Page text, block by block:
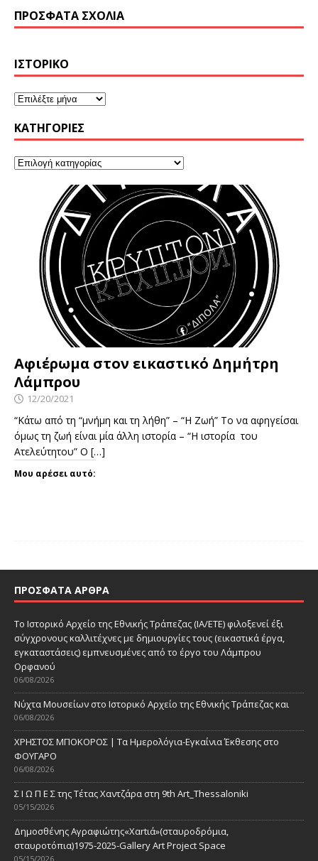
ΠΡΌΣΦΑΤΑ ΣΧΌΛΙΑ
ΙΣΤΟΡΙΚΌ
KΑΤΗΓΟΡΊΕΣ
Αφιέρωμα στον εικαστικό Δημήτρη
Λάμπρου
12/20/2021
“Κάτω από τη “μνήμη και τη λήθη” – “Η Ζωή” Το να αφηγείσαι
όμως τη ζωή είναι μία άλλη ιστορία – “Η ιστορία του
Ατελεύτητου” Ο […]
Μου αρέσει αυτό:
ΠΡΌΣΦΑΤΑ ΆΡΘΡΑ
Το Ιστορικό Αρχείο της Εθνικής Τράπεζας (ΙΑ/ΕΤΕ) φιλοξενεί έξι
σύγχρονους καλλιτέχνες με δημιουργίες τους (εικαστικά έργα,
εγκαταστάσεις) εμπνευσμένες από το έργο του Λάμπρου
Ορφανού
06/08/2026
Νύχτα Μουσείων στο Ιστορικό Αρχείο της Εθνικής Τράπεζας και
06/08/2026
ΧΡΗΣΤΟΣ ΜΠΟΚΟΡΟΣ | Τα Ημερολόγια-Εγκαίνια Έκθεσης στο
ΦΟΥΓΑΡΟ
06/08/2026
Σ Ι Ω Π Ε Σ της Τέτας Χαντζάρα στη 9th Art_Thessaloniki
05/15/2026
Δημοσθένης Αγραφιώτης«Xαrtιά»(σταυροδρόμια,
σταυροτόπια)1975-2025-Gallery Art Project Space
05/15/2026